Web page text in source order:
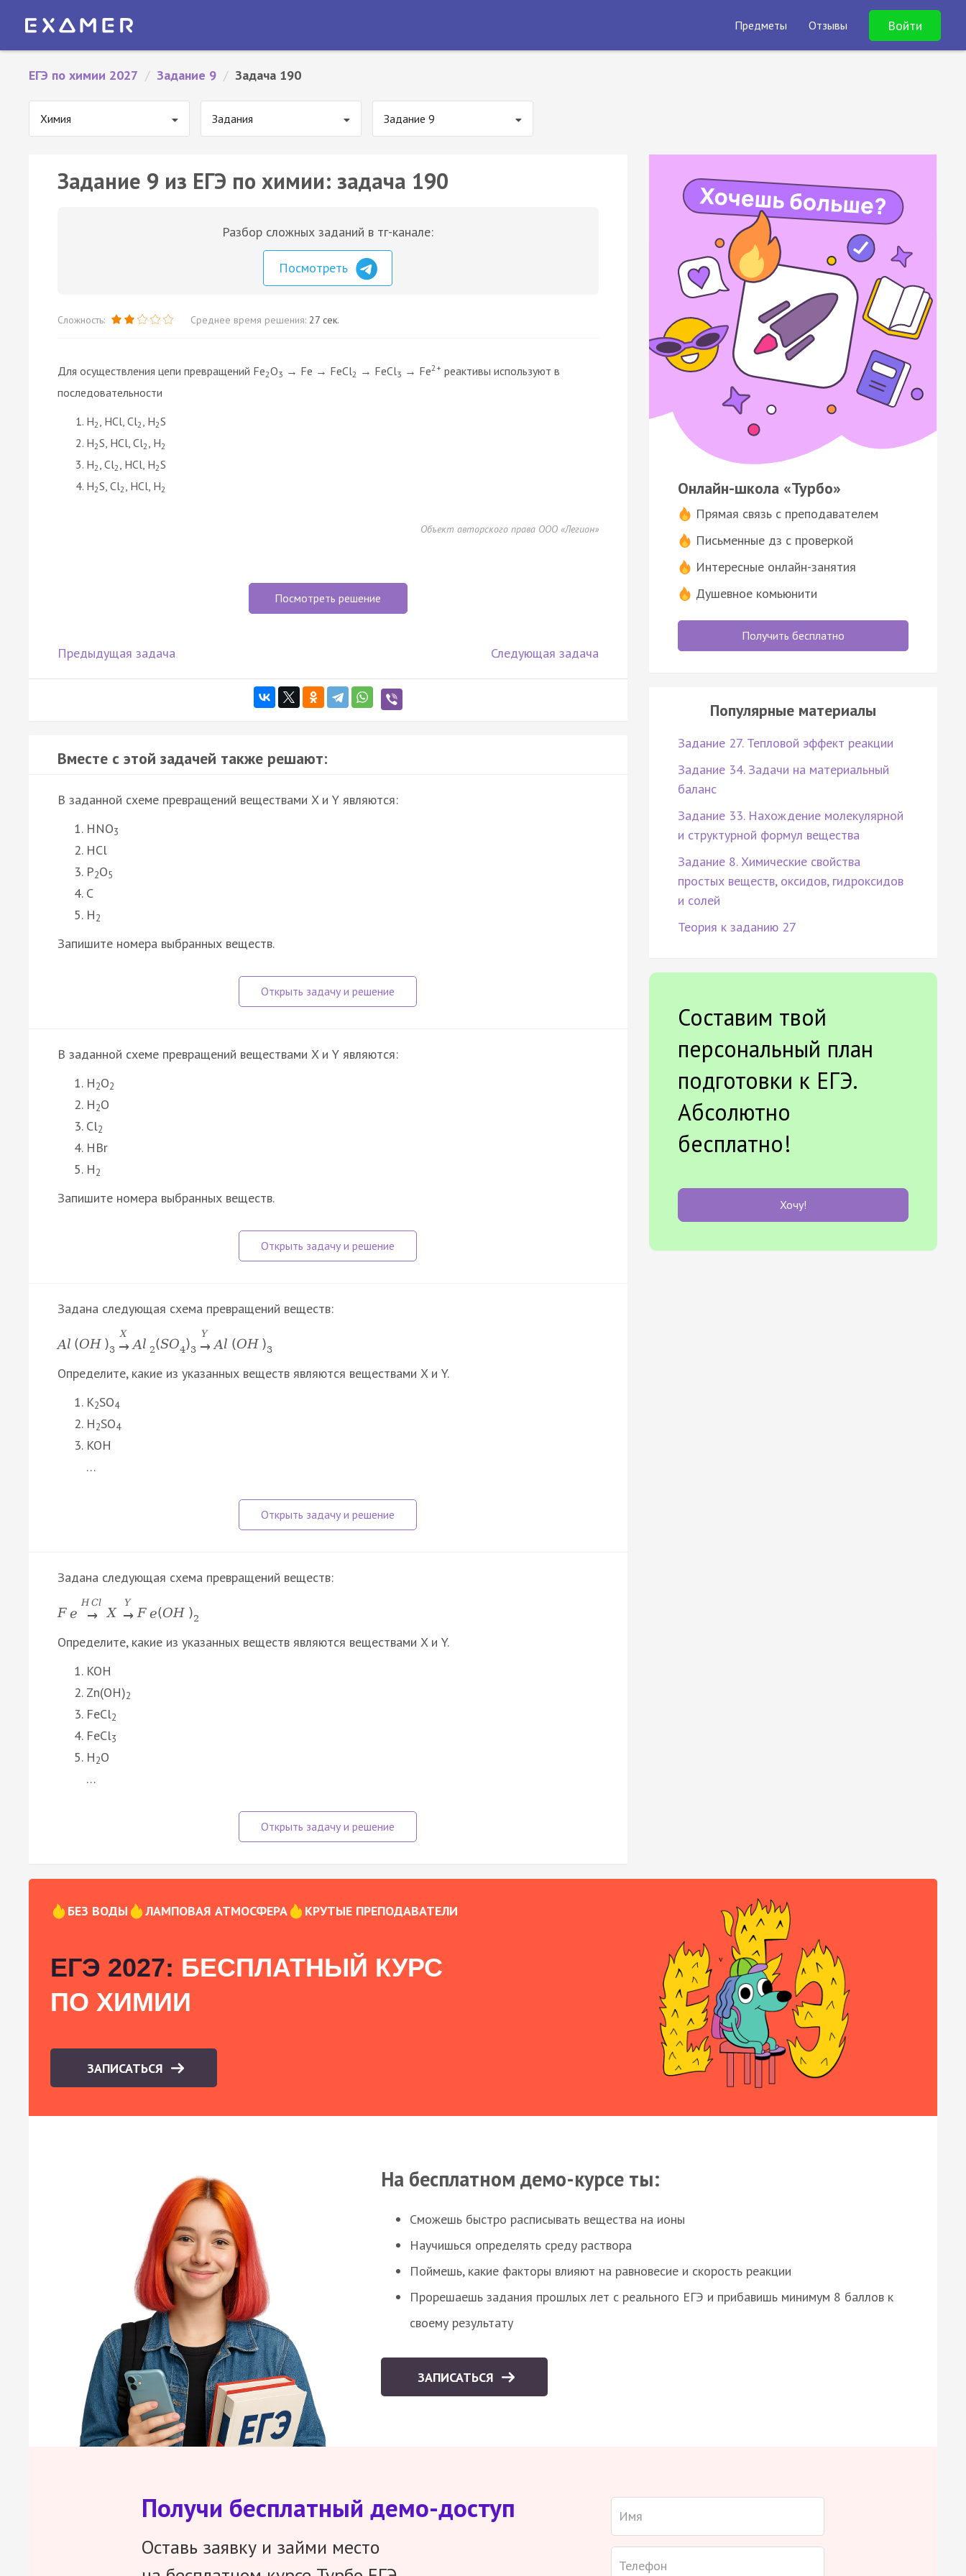
Предметы Отзывы Войти
ЕГЭ по химии 2027 / Задание 9 / Задача 190
Химия Задания Задание 9
Задание 9 из ЕГЭ по химии: задача 190
Разбор сложных заданий в тг-канале:
Посмотреть
Сложность: Среднее время решения: 27 сек.
Для осуществления цепи превращений Fe2O3 → Fe → FeCl2 → FeCl3 → Fe2+ реактивы используют в
последовательности
H2 , HCl, Cl2 , H2S
H2S, HCl, Cl2 , H2
H2 , Cl2 , HCl, H2S
H2S, Cl2 , HCl, H2
Объект авторского права ООО «Легион»
Посмотреть решение
Предыдущая задача Следующая задача
Вместе с этой задачей также решают:
В заданной схеме превращений веществами X и Y являются:
HNO3
HCl
P2O5
C
H2
Запишите номера выбранных веществ.
В заданной схеме превращений веществами X и Y являются:
H2O2
H2O
Cl2
HBr
H2
Запишите номера выбранных веществ.
Задана следующая схема превращений веществ:
Al (OH )3
X
→ Al 2(SO4)3
Y
→ Al (OH )3
Определите, какие из указанных веществ являются веществами X и Y.
K2SO4
H2SO4
KOH
…
Задана следующая схема превращений веществ:
Fe
HCl
→ X
Y
→ F e(OH )2
Определите, какие из указанных веществ являются веществами X и Y.
KOH
Zn(OH)2
FeCl2
FeCl3
H2O
…
Онлайн-школа «Турбо»
Прямая связь с преподавателем
Письменные дз с проверкой
Интересные онлайн-занятия
Душевное комьюнити
Получить бесплатно
Популярные материалы
Задание 27. Тепловой эффект реакции
Задание 34. Задачи на материальный
баланс
Задание 33. Нахождение молекулярной
и структурной формул вещества
Задание 8. Химические свойства
простых веществ, оксидов, гидроксидов
и солей
Теория к заданию 27
Составим твой
персональный план
подготовки к ЕГЭ.
Абсолютно
бесплатно!
Хочу!
БЕЗ ВОДЫ ЛАМПОВАЯ АТМОСФЕРА КРУТЫЕ ПРЕПОДАВАТЕЛИ
ЕГЭ 2027: БЕСПЛАТНЫЙ КУРС
ПО ХИМИИ
ЗАПИСАТЬСЯ
На бесплатном демо-курсе ты:
Сможешь быстро расписывать вещества на ионы
Научишься определять среду раствора
Поймешь, какие факторы влияют на равновесие и скорость реакции
Прорешаешь задания прошлых лет с реального ЕГЭ и прибавишь минимум 8 баллов к
своему результату
ЗАПИСАТЬСЯ
Получи бесплатный демо-доступ
Оставь заявку и займи место